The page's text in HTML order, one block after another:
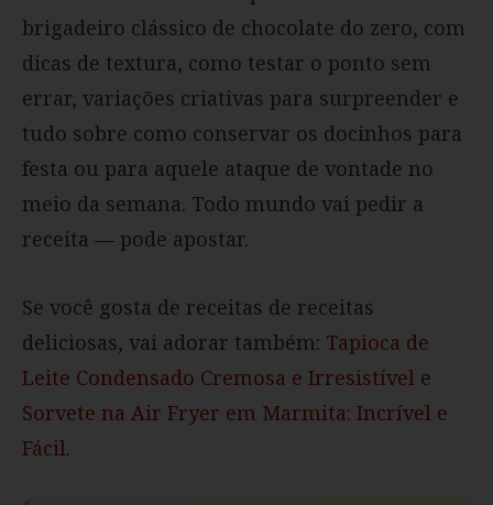
brigadeiro clássico de chocolate do zero, com
dicas de textura, como testar o ponto sem
errar, variações criativas para surpreender e
tudo sobre como conservar os docinhos para
festa ou para aquele ataque de vontade no
meio da semana. Todo mundo vai pedir a
receita — pode apostar.
Se você gosta de receitas de receitas
deliciosas, vai adorar também: Tapioca de
Leite Condensado Cremosa e Irresistível e
Sorvete na Air Fryer em Marmita: Incrível e
Fácil.